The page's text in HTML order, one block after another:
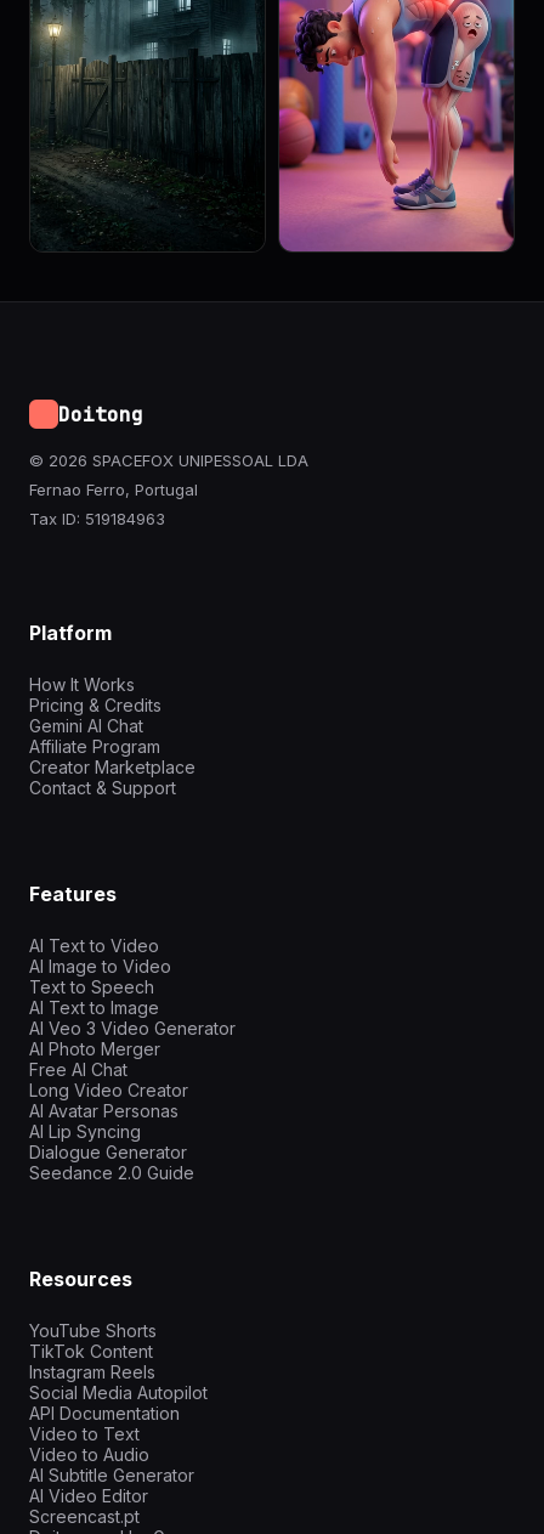
Doitong
© 2026 SPACEFOX UNIPESSOAL LDA
Fernao Ferro, Portugal
Tax ID: 519184963
Platform
How It Works
Pricing & Credits
Gemini AI Chat
Affiliate Program
Creator Marketplace
Contact & Support
Features
AI Text to Video
AI Image to Video
Text to Speech
AI Text to Image
AI Veo 3 Video Generator
AI Photo Merger
Free AI Chat
Long Video Creator
AI Avatar Personas
AI Lip Syncing
Dialogue Generator
Seedance 2.0 Guide
Resources
YouTube Shorts
TikTok Content
Instagram Reels
Social Media Autopilot
API Documentation
Video to Text
Video to Audio
AI Subtitle Generator
AI Video Editor
Screencast.pt